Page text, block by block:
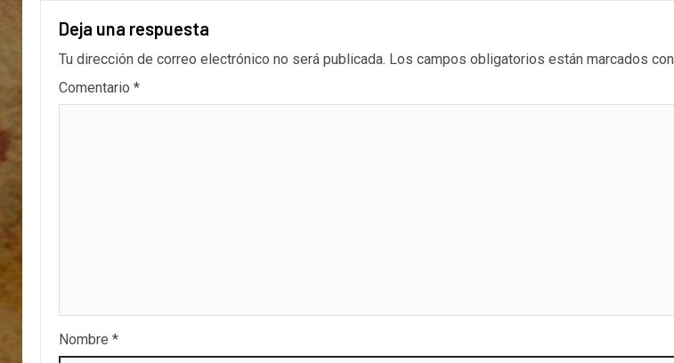
Deja una respuesta
Tu dirección de correo electrónico no será publicada. Los campos obligatorios están marcados con
Comentario *
Nombre *